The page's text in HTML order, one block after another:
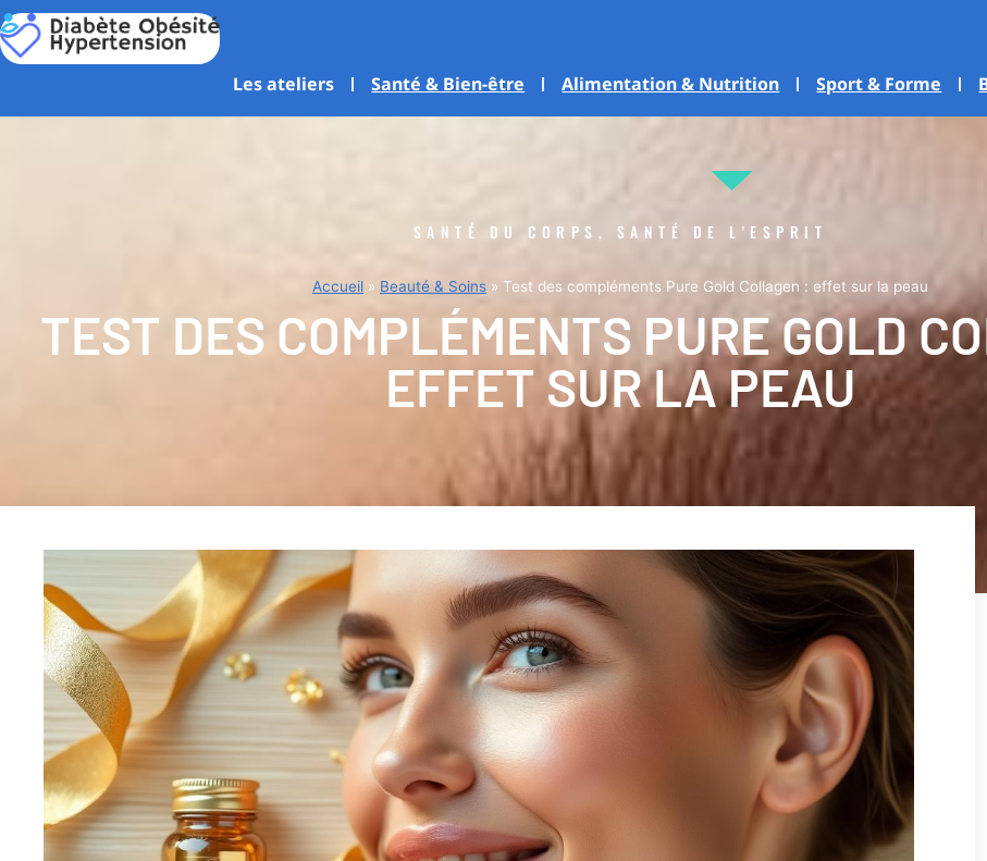
Aller
au
contenu
Les ateliers Santé & Bien-être Alimentation & Nutrition Sport & Forme
SANTÉ DU CORPS, SANTÉ DE L'ESPRIT
Accueil » Beauté & Soins » Test des compléments Pure Gold Collagen : effet sur la peau
TEST DES COMPLÉMENTS PURE GOLD
EFFET SUR LA PEAU